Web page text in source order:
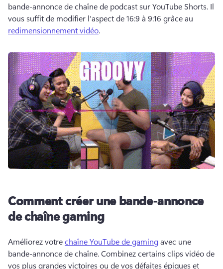
bande-annonce de chaîne de podcast sur YouTube Shorts. Il
vous suffit de modifier l’aspect de 16:9 à 9:16 grâce au
redimensionnement vidéo.
Comment créer une bande-annonce
de chaîne gaming
Améliorez votre chaîne YouTube de gaming avec une
bande-annonce de chaîne. Combinez certains clips vidéo de
vos plus grandes victoires ou de vos défaites épiques et